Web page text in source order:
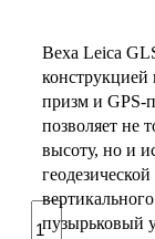
Количество
товара
Веха Leica
конструкцией
призм и GPS-
позволяет не
высоту, но и
пузырьковый